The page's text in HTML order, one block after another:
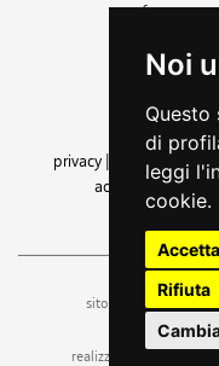
Noi
Questo
di
leggi
cookie.
Accetta
Rifiuta
c.f.
privacy
cookie |note
accessibilità|
sito a cura dell'
realizzazione